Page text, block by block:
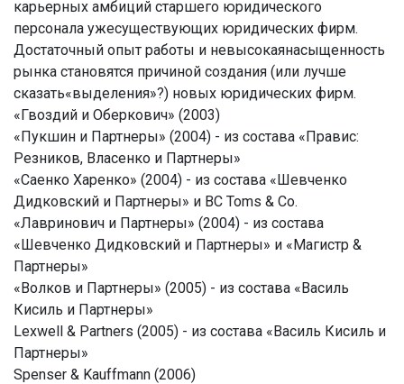
карьерных амбиций старшего юридического
персонала ужесуществующих юридических фирм.
Достаточный опыт работы и невысокаянасыщенность
рынка становятся причиной создания (или лучше
сказать«выделения»?) новых юридических фирм.
«Гвоздий и Оберкович» (2003)
«Пукшин и Партнеры» (2004) - из состава «Правис:
Резников, Власенко и Партнеры»
«Саенко Харенко» (2004) - из состава «Шевченко
Дидковский и Партнеры» и BC Toms & Co.
«Лавринович и Партнеры» (2004) - из состава
«Шевченко Дидковский и Партнеры» и «Магистр &
Партнеры»
«Волков и Партнеры» (2005) - из состава «Василь
Кисиль и Партнеры»
Lexwell & Partners (2005) - из состава «Василь Кисиль и
Партнеры»
Spenser & Kauffmann (2006)